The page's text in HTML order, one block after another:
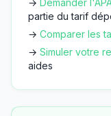
→ Demander
partie du tarif
→ Comparer les
→ Simuler votre
aides